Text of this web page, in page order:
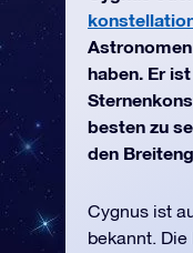
haben. Er
besten zu
den
Cygnus ist
bekannt.